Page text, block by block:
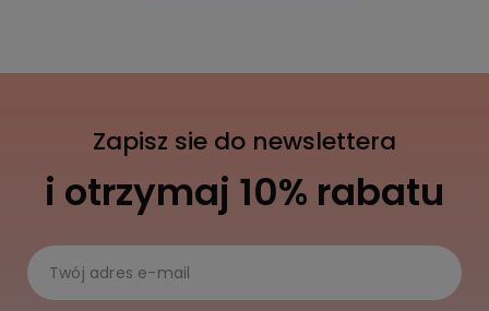
Zapisz sie do newslettera
i otrzymaj 10% rabatu
Twój adres e-mail